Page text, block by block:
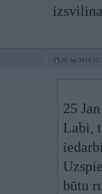
26. Jan 2014,
25
Labi,
būtu